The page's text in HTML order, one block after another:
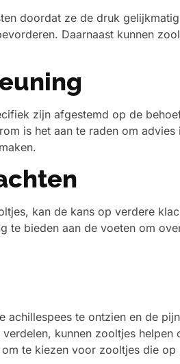
doordat ze de druk
Daarnaast kunnen
zijn afgestemd op de
is het aan te raden om
kan de kans op verdere
te bieden aan de voeten om
te ontzien en de
kunnen zooltjes
te kiezen voor zooltjes die